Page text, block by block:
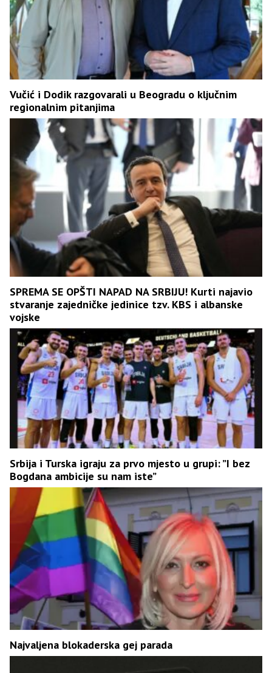
Vučić i Dodik razgovarali u Beogradu o ključnim
regionalnim pitanjima
SPREMA SE OPŠTI NAPAD NA SRBIJU! Kurti najavio
stvaranje zajedničke jedinice tzv. KBS i albanske
vojske
Srbija i Turska igraju za prvo mjesto u grupi: ”I bez
Bogdana ambicije su nam iste”
Najvaljena blokaderska gej parada